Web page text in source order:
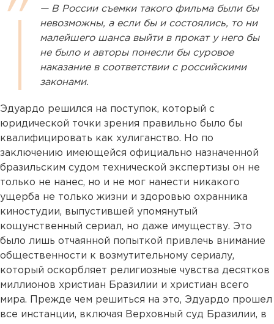
— В России съемки такого фильма были бы
невозможны, а если бы и состоялись, то ни
малейшего шанса выйти в прокат у него бы
не было и авторы понесли бы суровое
наказание в соответствии с российскими
законами.
Эдуардо решился на поступок, который с
юридической точки зрения правильно было бы
квалифицировать как хулиганство. Но по
заключению имеющейся официально назначенной
бразильским судом технической экспертизы он не
только не нанес, но и не мог нанести никакого
ущерба не только жизни и здоровью охранника
киностудии, выпустившей упомянутый
кощунственный сериал, но даже имуществу. Это
было лишь отчаянной попыткой привлечь внимание
общественности к возмутительному сериалу,
который оскорбляет религиозные чувства десятков
миллионов христиан Бразилии и христиан всего
мира. Прежде чем решиться на это, Эдуардо прошел
все инстанции, включая Верховный суд Бразилии, в